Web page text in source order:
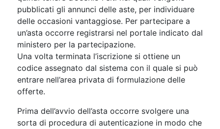
pubblicati gli annunci delle aste, per individuare
delle occasioni vantaggiose. Per partecipare a
un’asta occorre registrarsi nel portale indicato dal
ministero per la partecipazione.
Una volta terminata l’iscrizione si ottiene un
codice assegnato dal sistema con il quale si può
entrare nell’area privata di formulazione delle
offerte.
Prima dell’avvio dell’asta occorre svolgere una
sorta di procedura di autenticazione in modo che